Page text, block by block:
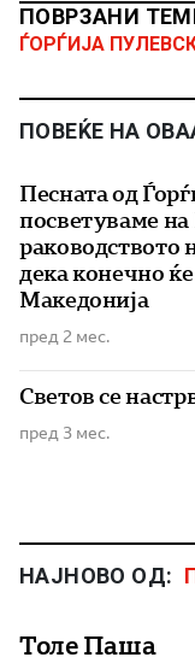
ПОВРЗАНИ
ЃОРЃИЈА
ПОВЕЌЕ НА
Песната од
посветуваме
раководството
дека конечно
Македонија
пред 2 мес.
Светов се
пред 3 мес.
НАЈНОВО ОД:
Толе Паша